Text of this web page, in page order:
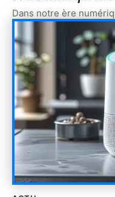
Dans notre ère